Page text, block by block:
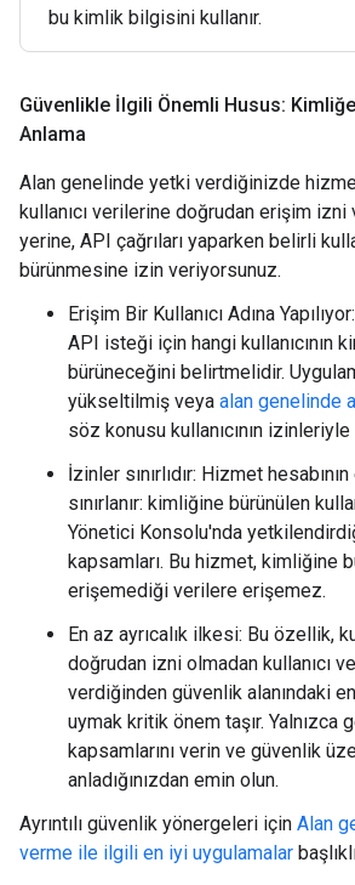
bu kimlik bilgisini kullanır.
Güvenlikle İlgili Önemli Husus:
Anlama
Alan genelinde yetki verdiğinizde
kullanıcı verilerine doğrudan erişim
yerine, API çağrıları yaparken belirli
bürünmesine izin veriyorsunuz.
Erişim Bir Kullanıcı Adına
API isteği için hangi kullanıcının
bürüneceğini belirtmelidir.
yükseltilmiş veya alan genelinde
söz konusu kullanıcının
İzinler sınırlıdır: Hizmet
sınırlanır: kimliğine bürünülen
Yönetici Konsolu'nda
kapsamları. Bu hizmet, kimliğine
erişemediği verilere erişemez.
En az ayrıcalık ilkesi: Bu özellik,
doğrudan izni olmadan kullanıcı
verdiğinden güvenlik alanındaki
uymak kritik önem taşır. Yalnızca
kapsamlarını verin ve güvenlik
anladığınızdan emin olun.
Ayrıntılı güvenlik yönergeleri için Alan
verme ile ilgili en iyi uygulamalar